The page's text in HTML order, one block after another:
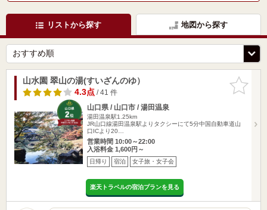
リストから探す 地図から探す
お気に入
りに追加
山水園 翠山の湯(すいざんのゆ）
4.3点/ 41 件
山口県 / 山口市 / 湯田温泉
湯田温泉駅1.25km
JR山口線湯田温泉駅よりタクシーにて5分中国自動車道山
口ICより20…
営業時間 10:00～22:00
入浴料金 1,600円～
日帰り 宿泊 女子旅・女子会
楽天トラベルの宿泊プランを見る